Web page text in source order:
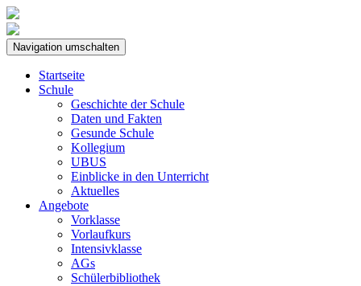
Navigation umschalten
Startseite
Schule
Geschichte der Schule
Daten und Fakten
Gesunde Schule
Kollegium
UBUS
Einblicke in den Unterricht
Aktuelles
Angebote
Vorklasse
Vorlaufkurs
Intensivklasse
AGs
Schülerbibliothek